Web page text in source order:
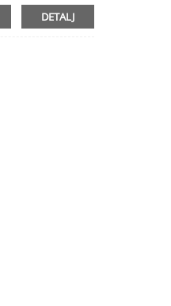
DETALJ